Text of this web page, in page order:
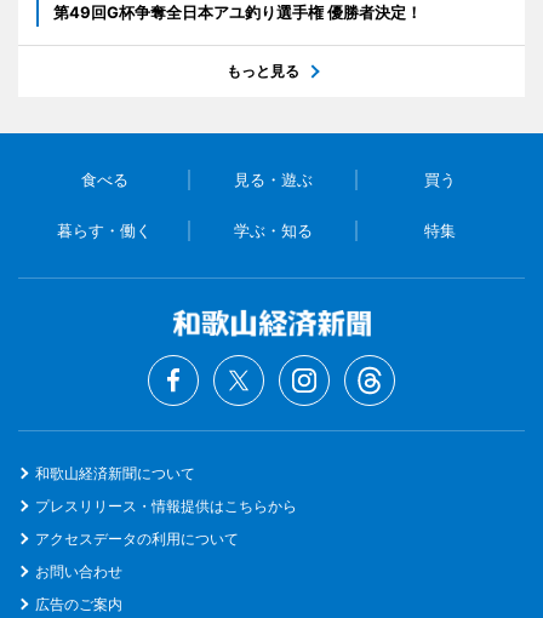
第49回G杯争奪全日本アユ釣り選手権 優勝者決定！
もっと見る
食べる 見る・遊ぶ 買う
暮らす・働く 学ぶ・知る 特集
和歌山経済新聞について
プレスリリース・情報提供はこちらから
アクセスデータの利用について
お問い合わせ
広告のご案内